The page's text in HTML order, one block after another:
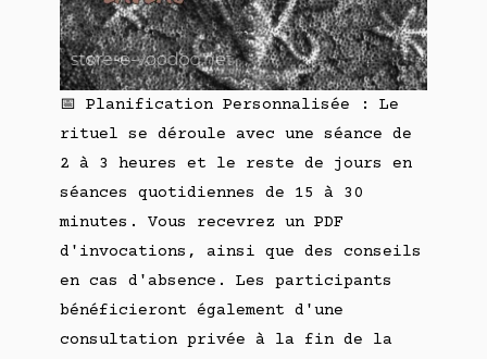
📅 Planification Personnalisée : Le
rituel se déroule avec une séance de
2 à 3 heures et le reste de jours en
séances quotidiennes de 15 à 30
minutes. Vous recevrez un PDF
d'invocations, ainsi que des conseils
en cas d'absence. Les participants
bénéficieront également d'une
consultation privée à la fin de la